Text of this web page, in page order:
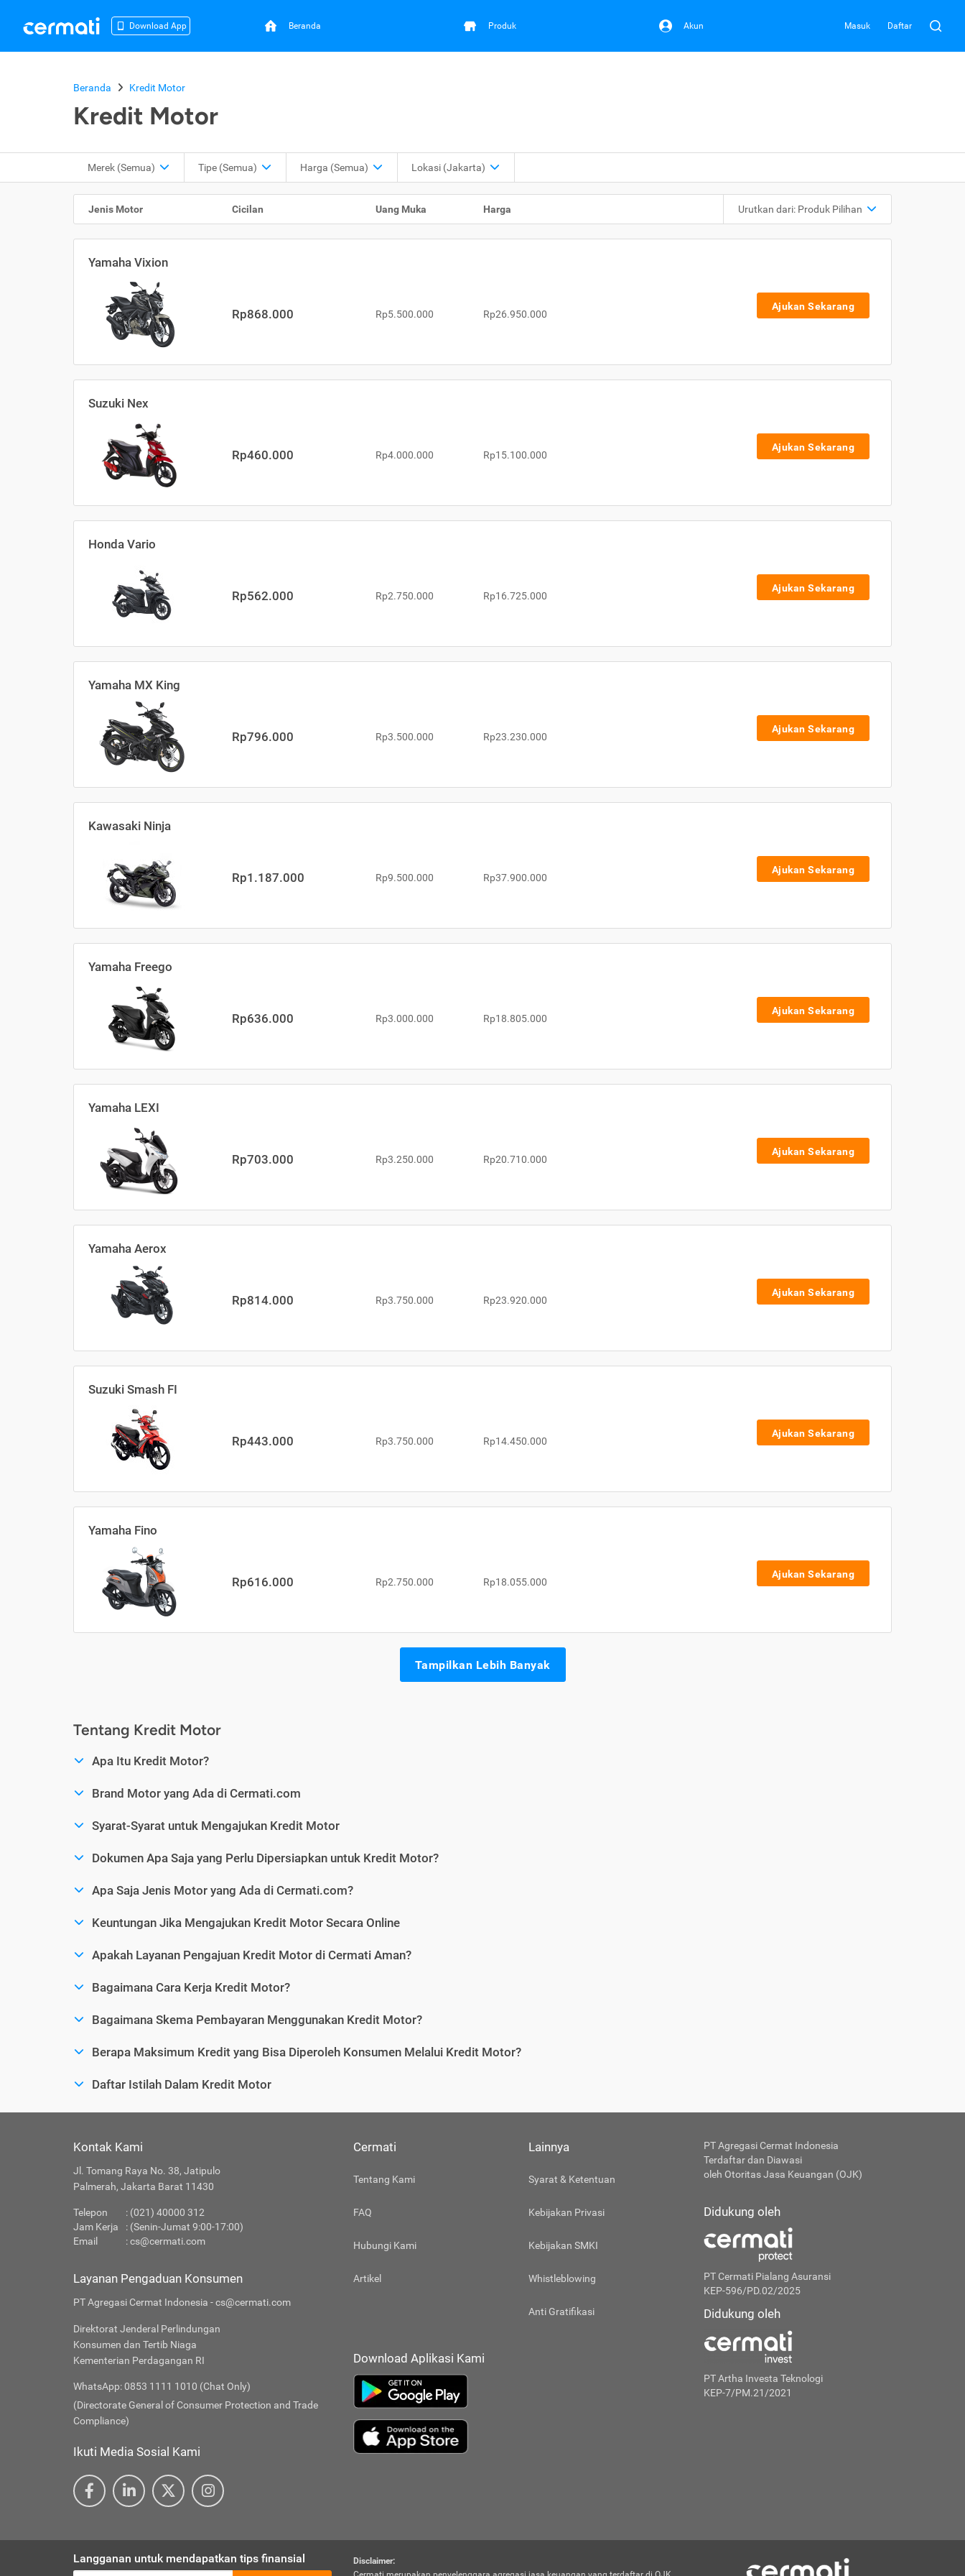
Download App Beranda Produk Akun Masuk Daftar
Beranda Kredit Motor
Kredit Motor
Merek (Semua) Tipe (Semua) Harga (Semua) Lokasi (Jakarta)
Jenis Motor Cicilan Uang Muka Harga Urutkan dari: Produk Pilihan
Yamaha Vixion
Rp868.000 Rp5.500.000 Rp26.950.000
Ajukan Sekarang
Suzuki Nex
Rp460.000 Rp4.000.000 Rp15.100.000
Ajukan Sekarang
Honda Vario
Rp562.000 Rp2.750.000 Rp16.725.000
Ajukan Sekarang
Yamaha MX King
Rp796.000 Rp3.500.000 Rp23.230.000
Ajukan Sekarang
Kawasaki Ninja
Rp1.187.000 Rp9.500.000 Rp37.900.000
Ajukan Sekarang
Yamaha Freego
Rp636.000 Rp3.000.000 Rp18.805.000
Ajukan Sekarang
Yamaha LEXI
Rp703.000 Rp3.250.000 Rp20.710.000
Ajukan Sekarang
Yamaha Aerox
Rp814.000 Rp3.750.000 Rp23.920.000
Ajukan Sekarang
Suzuki Smash FI
Rp443.000 Rp3.750.000 Rp14.450.000
Ajukan Sekarang
Yamaha Fino
Rp616.000 Rp2.750.000 Rp18.055.000
Ajukan Sekarang
Tampilkan Lebih Banyak
Tentang Kredit Motor
Apa Itu Kredit Motor?
Brand Motor yang Ada di Cermati.com
Syarat-Syarat untuk Mengajukan Kredit Motor
Dokumen Apa Saja yang Perlu Dipersiapkan untuk Kredit Motor?
Apa Saja Jenis Motor yang Ada di Cermati.com?
Keuntungan Jika Mengajukan Kredit Motor Secara Online
Apakah Layanan Pengajuan Kredit Motor di Cermati Aman?
Bagaimana Cara Kerja Kredit Motor?
Bagaimana Skema Pembayaran Menggunakan Kredit Motor?
Berapa Maksimum Kredit yang Bisa Diperoleh Konsumen Melalui Kredit Motor?
Daftar Istilah Dalam Kredit Motor
Kontak Kami
Jl. Tomang Raya No. 38, Jatipulo
Palmerah, Jakarta Barat 11430
Telepon
: (021) 40000 312
Jam Kerja
: (Senin-Jumat 9:00-17:00)
Email
:cs@cermati.com
Layanan Pengaduan Konsumen
PT Agregasi Cermat Indonesia - cs@cermati.com
Direktorat Jenderal Perlindungan
Konsumen dan Tertib Niaga
Kementerian Perdagangan RI
WhatsApp: 0853 1111 1010 (Chat Only)
(Directorate General of Consumer Protection and Trade
Compliance)
Ikuti Media Sosial Kami
Cermati
Tentang Kami
FAQ
Hubungi Kami
Artikel
Lainnya
Syarat & Ketentuan
Kebijakan Privasi
Kebijakan SMKI
Whistleblowing
Anti Gratifikasi
Download Aplikasi Kami
PT Agregasi Cermat Indonesia
Terdaftar dan Diawasi
oleh Otoritas Jasa Keuangan (OJK)
Didukung oleh
PT Cermati Pialang Asuransi
KEP-596/PD.02/2025
Didukung oleh
PT Artha Investa Teknologi
KEP-7/PM.21/2021
Langganan untuk mendapatkan tips finansial
Disclaimer: